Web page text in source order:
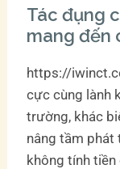
Tác đụng
mang đến
https://
cực cùng lành
trường, khác
nâng tầm phát
không tính tiền